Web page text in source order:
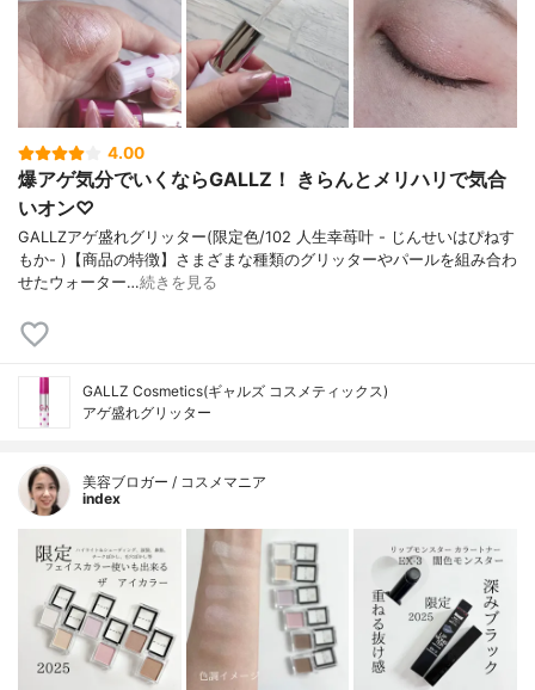
4.00
爆アゲ気分でいくならGALLZ！ きらんとメリハリで気合
いオン♡
GALLZアゲ盛れグリッター(限定色/102 人生幸苺叶 - じんせいはぴねす
もか- )【商品の特徴】さまざまな種類のグリッターやパールを組み合わ
せたウォーター…続きを見る
GALLZ Cosmetics(ギャルズ コスメティックス)
アゲ盛れグリッター
美容ブロガー / コスメマニア
index